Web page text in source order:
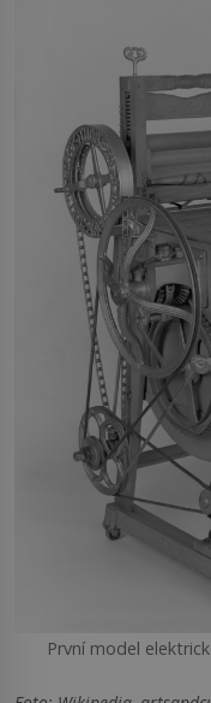
První model